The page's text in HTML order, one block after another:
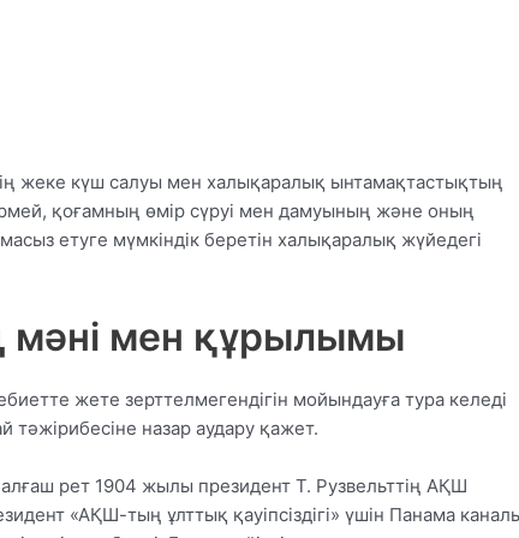
жеке күш салуы мен халықаралық ынтамақтастықтың
қоғамның өмір сүруі мен дамуының және оның
етуге мүмкіндік беретін халықаралық жүйедегі
мәні мен құрылымы
жете зерттелмегендігін мойындауға тура келеді
назар аудару қажет.
алғаш рет 1904 жылы президент Т. Рузвельттің АҚШ
«АҚШ-тың ұлттық қауіпсіздігі» үшін Панама